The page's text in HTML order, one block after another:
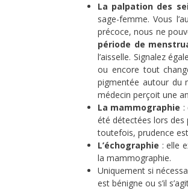
La palpation des
sage-femme. Vous
précoce, nous ne
période de
l’aisselle. Signalez
ou encore tout
pigmentée autour du
médecin perçoit une
La mammographie :
été détectées lors des
toutefois, prudence
L’échographie : elle
la mammographie.
Uniquement si
est bénigne ou s’il